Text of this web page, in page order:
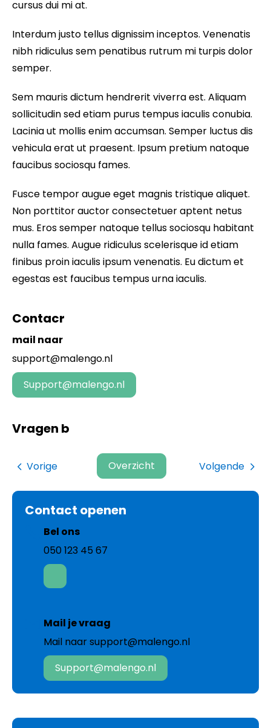
cursus dui mi at.
Interdum justo tellus dignissim inceptos. Venenatis
nibh ridiculus sem penatibus rutrum mi turpis dolor
semper.
Sem mauris dictum hendrerit viverra est. Aliquam
sollicitudin sed etiam purus tempus iaculis conubia.
Lacinia ut mollis enim accumsan. Semper luctus dis
vehicula erat ut praesent. Ipsum pretium natoque
faucibus sociosqu fames.
Fusce tempor augue eget magnis tristique aliquet.
Non porttitor auctor consectetuer aptent netus
mus. Eros semper natoque tellus sociosqu habitant
nulla fames. Augue ridiculus scelerisque id etiam
finibus proin iaculis ipsum venenatis. Eu dictum et
egestas est faucibus tempus urna iaculis.
Contacr
mail naar
support@malengo.nl
support@malengo.nl
Vragen b
Volgende
Overzicht
Vorige
Contact openen
Bel ons
050 123 45 67
Mail je vraag
Mail naar support@malengo.nl
support@malengo.nl